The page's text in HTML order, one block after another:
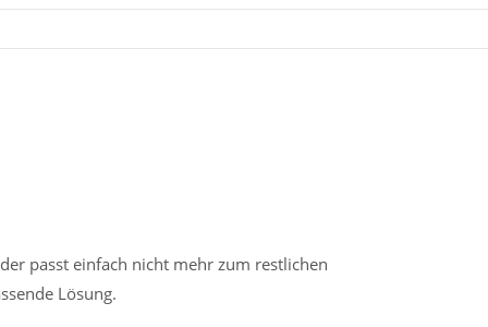
passt einfach nicht mehr zum restlichen
Lösung.